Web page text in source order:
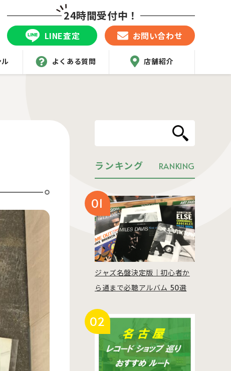
よくある質問 店舗紹介
24時間受付中！
LINE査定 お問い合わせ
ランキング RANKING
ジャズ名盤決定版｜初心者か
ら通まで必聴アルバム 50選